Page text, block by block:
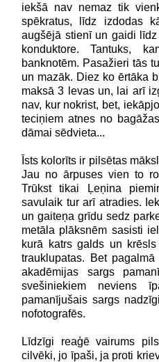
iekšā nav nemaz tik
spēkratus, līdz izdodas
augšējā stienī un gaidi
konduktore. Tantuks,
banknotēm. Pasažieri tās
un mazāk. Diez ko ērtāka
maksā 3 levas un, lai arī
nav, kur nokrist, bet,
teciņiem atnes no
dāmai sēdvieta...
Īsts kolorīts ir pilsētas
Jau no ārpuses vien to
Trūkst tikai Ļeņina
savulaik tur arī atradies.
un gaiteņa grīdu sedz
metāla plāksnēm sasisti
kurā katrs galds un
trauklupatas. Bet
akadēmijas sargs
svešiniekiem neviens
pamanījušais sargs
nofotografēs.
Līdzīgi reaģē vairums
cilvēki, jo īpaši, ja proti